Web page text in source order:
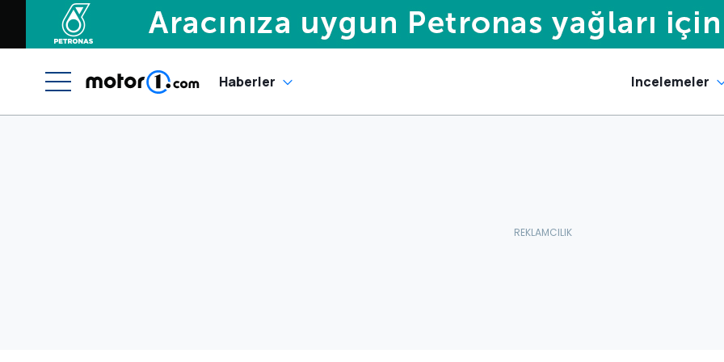
Haberler Incelemeler